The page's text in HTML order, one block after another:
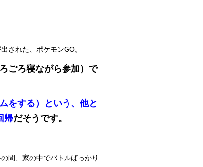
された、ポケモンGO。
ごろ寝ながら参加）で
をする）という、他と
帰だそうです。
間、家の中でバトルばっかり